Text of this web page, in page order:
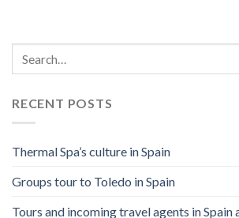
RECENT POSTS
Thermal Spa’s culture in Spain
Groups tour to Toledo in Spain
Tours and incoming travel agents in Spain